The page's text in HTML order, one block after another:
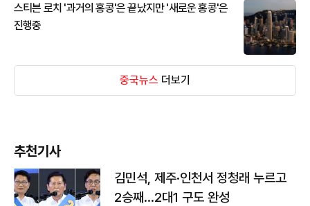
스티븐 로치 '과거의 홍콩'은 끝났지만 '새로운 홍콩'은
진행중
중국뉴스 더보기
추천기사
김민석, 제주·인천서 정청래 누르고
2승째…2대1 구도 완성